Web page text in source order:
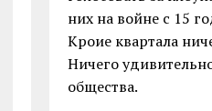
них на войне с 15
Кроие квартала
Ничего
общества.